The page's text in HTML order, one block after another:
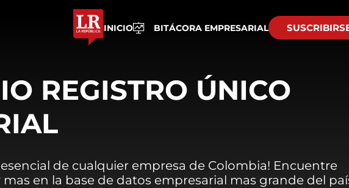
INICIO BITÁCORA EMPRESARIAL
REGISTRO ÚNICO
de cualquier empresa de Colombia! Encuentre
mas en la base de datos empresarial mas grande del